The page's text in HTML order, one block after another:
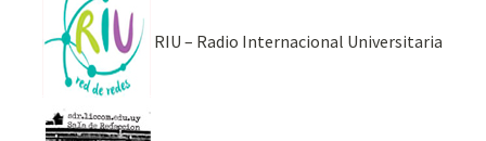
RIU – Radio Internacional Universitaria